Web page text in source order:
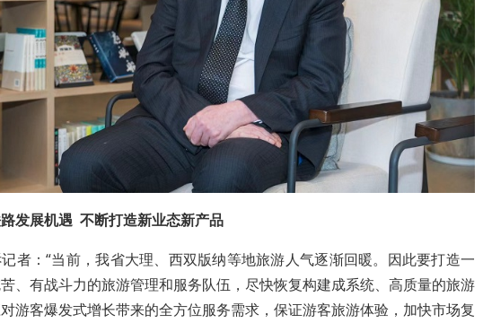
发展机遇 不断打造新业态新产品
者：“当前，我省大理、西双版纳等地旅游人气逐渐回暖。因此要打造一
、有战斗力的旅游管理和服务队伍， 尽快恢复构建成系统、高质量的旅游
游客爆发式增长带来的全方位服务需求，保证游客旅游体验，加快市场复